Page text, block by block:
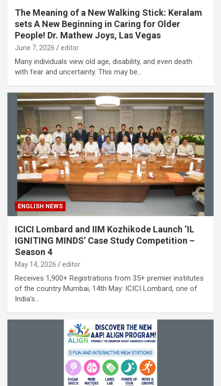
The Meaning of a New Walking Stick: Keralam
sets A New Beginning in Caring for Older
People! Dr. Mathew Joys, Las Vegas
June 7, 2026 editor
Many individuals view old age, disability, and even death
with fear and uncertainty. This may be…
ENGLISH NEWS
ICICI Lombard and IIM Kozhikode Launch ‘IL
IGNITING MINDS’ Case Study Competition –
Season 4
May 14, 2026 editor
Receives 1,900+ Registrations from 35+ premier institutes
of the country Mumbai, 14th May: ICICI Lombard, one of
India’s…